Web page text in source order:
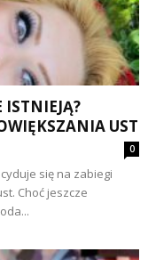
ISTNIEJĄ?
UST
0
się na zabiegi
Choć jeszcze